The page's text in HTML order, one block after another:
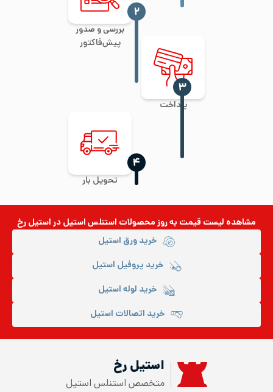
بررسی و صدور
پیش‌فاکتور
‍۲
پرداخت
‍۳
تحویل بار
‍۴
مشاهده لیست قیمت به روزمحصولات استنلس استیلدر استیل رخ
خرید ورق استیل
خرید پروفیل استیل
خرید لوله استیل
خرید اتصالات استیل
استیل رخ
متخصص استنلس استیل